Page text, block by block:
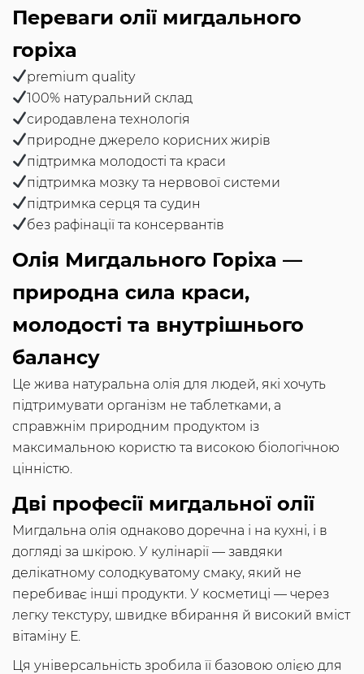
Переваги олії мигдального
горіха
premium quality
100% натуральний склад
сиродавлена технологія
природне джерело корисних жирів
підтримка молодості та краси
підтримка мозку та нервової системи
підтримка серця та судин
без рафінації та консервантів
Олія Мигдального Горіха —
природна сила краси,
молодості та внутрішнього
балансу
Це жива натуральна олія для людей, які хочуть
підтримувати організм не таблетками, а
справжнім природним продуктом із
максимальною користю та високою біологічною
цінністю.
Дві професії мигдальної олії
Мигдальна олія однаково доречна і на кухні, і в
догляді за шкірою. У кулінарії — завдяки
делікатному солодкуватому смаку, який не
перебиває інші продукти. У косметиці — через
легку текстуру, швидке вбирання й високий вміст
вітаміну Е.
Ця універсальність зробила її базовою олією для